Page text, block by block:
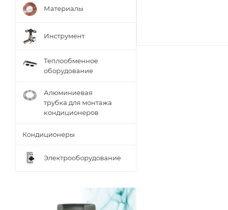
Материалы
Инструмент
Теплообменное
оборудование
Алюминиевая
трубка для монтажа
кондиционеров
Кондиционеры
Электрооборудование